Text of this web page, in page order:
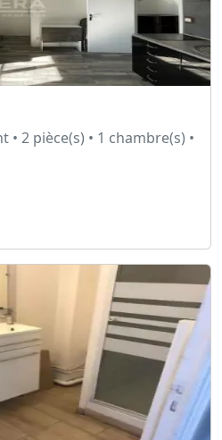
2 pièce(s) • 1 chambre(s) •